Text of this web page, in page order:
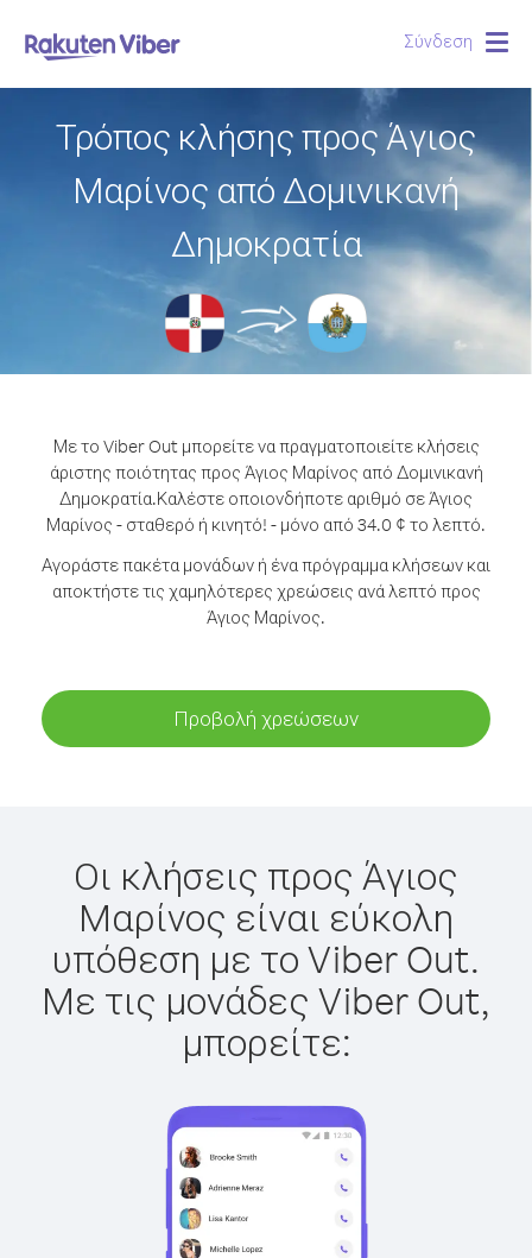
Σύνδεση
Τρόπος κλήσης προς Άγιος
Μαρίνος από Δομινικανή
Δημοκρατία
Με το Viber Out μπορείτε να πραγματοποιείτε κλήσεις
άριστης ποιότητας προς Άγιος Μαρίνος από Δομινικανή
Δημοκρατία.Καλέστε οποιονδήποτε αριθμό σε Άγιος
Μαρίνος - σταθερό ή κινητό! - μόνο από 34.0 ¢ το λεπτό.
Αγοράστε πακέτα μονάδων ή ένα πρόγραμμα κλήσεων και
αποκτήστε τις χαμηλότερες χρεώσεις ανά λεπτό προς
Άγιος Μαρίνος.
Προβολή χρεώσεων
Οι κλήσεις προς Άγιος
Μαρίνος είναι εύκολη
υπόθεση με το Viber Out.
Με τις μονάδες Viber Out,
μπορείτε: